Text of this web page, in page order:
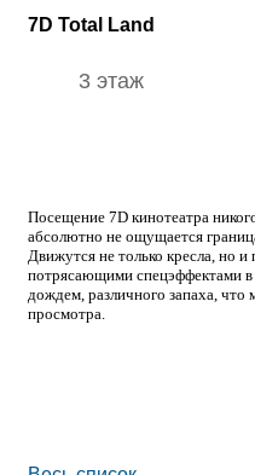
7D Total Land
3 этаж
Посещение 7D кинотеатра
абсолютно не ощущается
Движутся не только кресла, но
потрясающими спецэффектами в
дождем, различного запаха, что
просмотра.